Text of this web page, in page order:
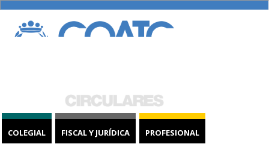
COLEGIAL FISCAL Y JURÍDICA PROFESIONAL